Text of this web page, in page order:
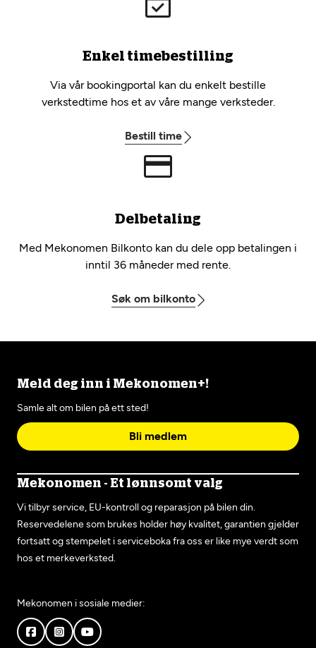
Enkel timebestilling
Via vår bookingportal kan du enkelt bestille
verkstedtime hos et av våre mange verksteder.
Bestill time
Delbetaling
Med Mekonomen Bilkonto kan du dele opp betalingen i
inntil 36 måneder med rente.
Søk om bilkonto
Meld deg inn i Mekonomen+!
Samle alt om bilen på ett sted!
Bli medlem
Mekonomen - Et lønnsomt valg
Vi tilbyr service, EU-kontroll og reparasjon på bilen din.
Reservedelene som brukes holder høy kvalitet, garantien gjelder
fortsatt og stempelet i serviceboka fra oss er like mye verdt som
hos et merkeverksted.
Mekonomen i sosiale medier: